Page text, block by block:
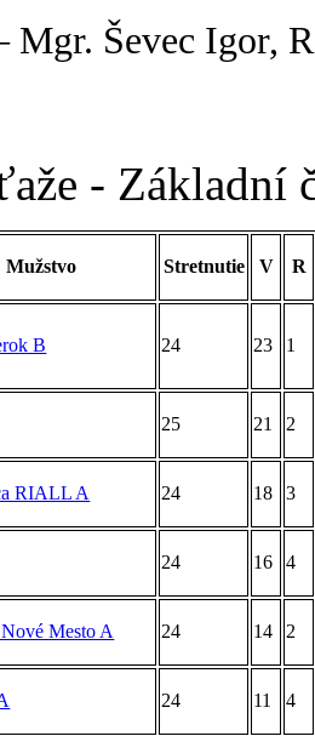
Mgr. Ševec Igor,
- Základní
Mužstvo Stretnutie V R
B 24 23 1
25 21 2
RIALL A 24 18 3
24 16 4
Mesto A 24 14 2
24 11 4